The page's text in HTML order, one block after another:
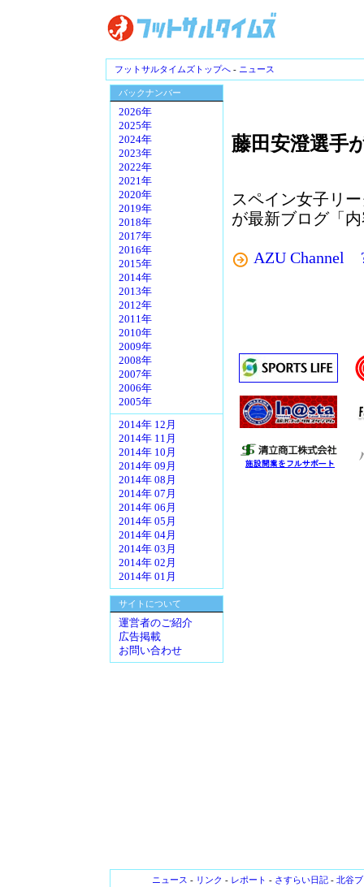
フットサルタイムズトップへ - ニュース
バックナンバー
2026年
2025年
2024年
2023年
2022年
2021年
2020年
2019年
2018年
2017年
2016年
2015年
2014年
2013年
2012年
2011年
2010年
2009年
2008年
2007年
2006年
2005年
2014年 12月
2014年 11月
2014年 10月
2014年 09月
2014年 08月
2014年 07月
2014年 06月
2014年 05月
2014年 04月
2014年 03月
2014年 02月
2014年 01月
サイトについて
運営者のご紹介
広告掲載
お問い合わせ
藤田安澄選手
スペイン女子リ
が最新ブログ「
AZU Channel
ニュース - リンク - レポート - さすらい日記- 北谷